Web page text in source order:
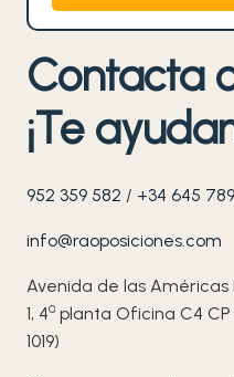
Contacta
¡Te
952 359 582 / +34 645
info@raoposiciones.com
Avenida de las Américas
1, 4ª planta Oficina C4
1019)